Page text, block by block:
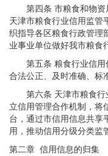
第四条 市粮食和物资
天津市粮食行业信用监管
织指导各区粮食行政管理
业事业单位做好我市粮食
第五条 粮食行业信用
合法公正、及时准确、标
第六条 天津市粮食行
立信用管理合作机制，将
台，通过市信用信息共享
用，推动信用分级分类监
第二章 信用信息的归集